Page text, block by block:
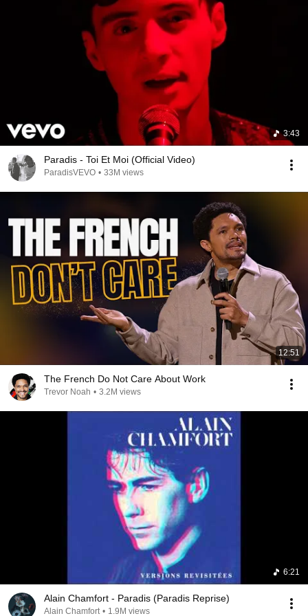
Et peut-être s'émouvoir
Loin du regard des indiscrets
Sur une chanson en français
Sur une chanson en français
Sur une chanson en français
3:43
Paradis - Toi Et Moi (Official Video)
ParadisVEVO • 33M views
12:51
The French Do Not Care About Work
Trevor Noah • 3.2M views
6:21
Alain Chamfort - Paradis (Paradis Reprise)
Alain Chamfort • 1.9M views